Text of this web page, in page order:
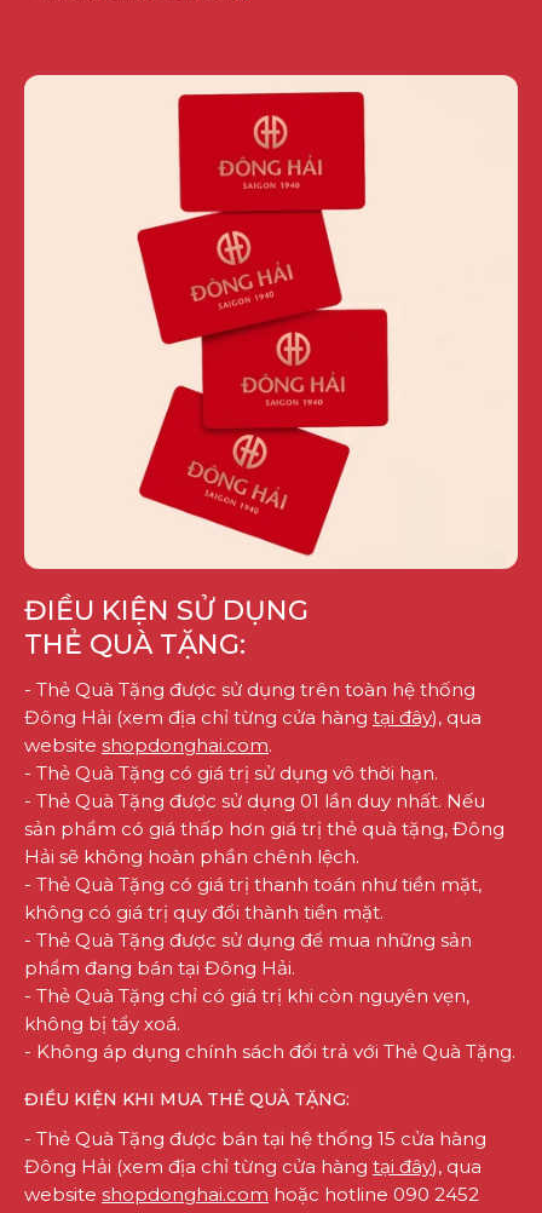
ĐIỀU KIỆN SỬ DỤNG
THẺ QUÀ TẶNG:
- Thẻ Quà Tặng được sử dụng trên toàn hệ thống
Đông Hải (xem địa chỉ từng cửa hàng tại đây), qua
website shopdonghai.com.
- Thẻ Quà Tặng có giá trị sử dụng vô thời hạn.
- Thẻ Quà Tặng được sử dụng 01 lần duy nhất. Nếu
sản phẩm có giá thấp hơn giá trị thẻ quà tặng, Đông
Hải sẽ không hoàn phần chênh lệch.
- Thẻ Quà Tặng có giá trị thanh toán như tiền mặt,
không có giá trị quy đổi thành tiền mặt.
- Thẻ Quà Tặng được sử dụng để mua những sản
phẩm đang bán tại Đông Hải.
- Thẻ Quà Tặng chỉ có giá trị khi còn nguyên vẹn,
không bị tẩy xoá.
- Không áp dụng chính sách đổi trả với Thẻ Quà Tặng.
ĐIỀU KIỆN KHI MUA THẺ QUÀ TẶNG:
- Thẻ Quà Tặng được bán tại hệ thống 15 cửa hàng
Đông Hải (xem địa chỉ từng cửa hàng tại đây), qua
website shopdonghai.com hoặc hotline 090 2452